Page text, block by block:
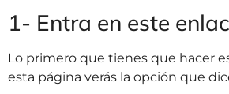
1- Entra en este
Lo primero que tienes que hacer
esta página verás la opción que